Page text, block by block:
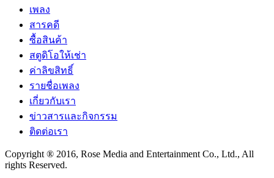
เพลง
สารคดี
ซื้อสินค้า
สตูดิโอให้เช่า
ค่าลิขสิทธิ์
รายชื่อเพลง
เกี่ยวกับเรา
ข่าวสารและกิจกรรม
ติดต่อเรา
Copyright ® 2016, Rose Media and Entertainment Co., Ltd., All
rights Reserved.